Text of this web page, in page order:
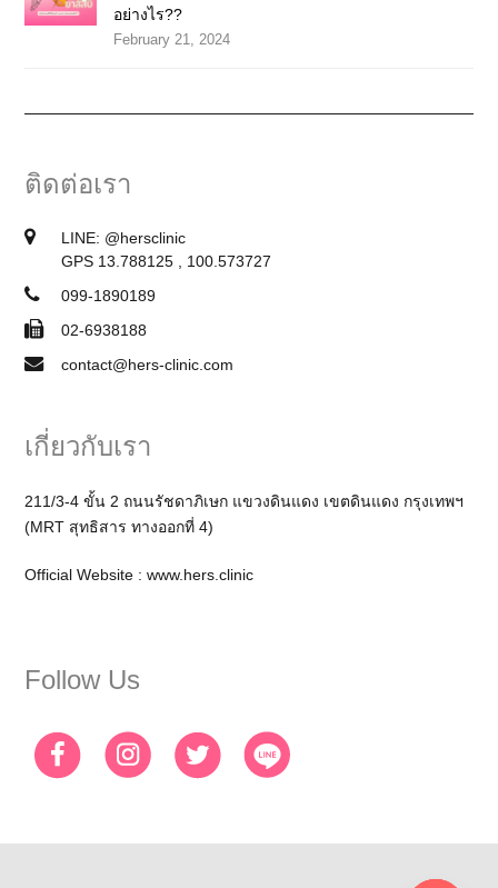
อย่างไร??
February 21, 2024
ติดต่อเรา
LINE: @hersclinic
GPS 13.788125 , 100.573727
099-1890189
02-6938188
contact@hers-clinic.com
เกี่ยวกับเรา
211/3-4 ขั้น 2 ถนนรัชดาภิเษก แขวงดินแดง เขตดินแดง กรุงเทพฯ
(MRT สุทธิสาร ทางออกที่ 4)
Official Website :www.hers.clinic
Follow Us